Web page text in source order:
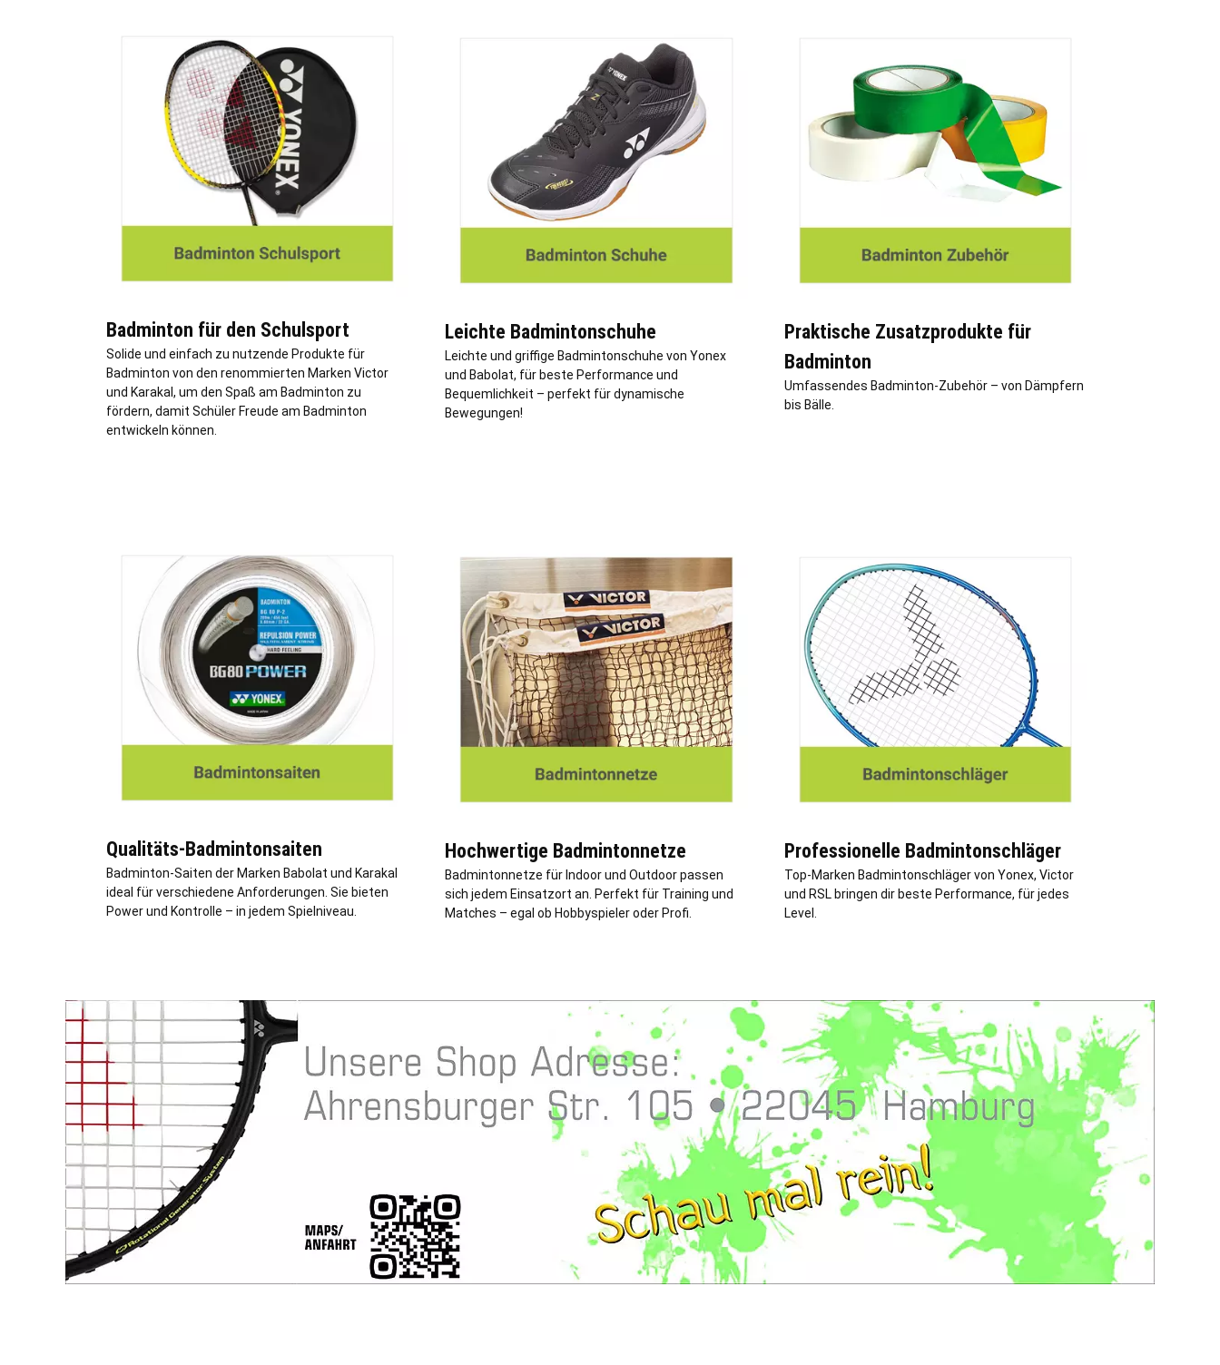
Badminton für den Schulsport
Solide und einfach zu nutzende Produkte für
Badminton von den renommierten Marken Victor
und Karakal, um den Spaß am Badminton zu
fördern, damit Schüler Freude am Badminton
entwickeln können.
Leichte Badmintonschuhe
Leichte und griffige Badmintonschuhe von Yonex
und Babolat, für beste Performance und
Bequemlichkeit – perfekt für dynamische
Bewegungen!
Praktische Zusatzprodukte für
Badminton
Umfassendes Badminton-Zubehör – von Dämpfern
bis Bälle.
Qualitäts-Badmintonsaiten
Badminton-Saiten der Marken Babolat und Karakal
ideal für verschiedene Anforderungen. Sie bieten
Power und Kontrolle – in jedem Spielniveau.
Hochwertige Badmintonnetze
Badmintonnetze für Indoor und Outdoor passen
sich jedem Einsatzort an. Perfekt für Training und
Matches – egal ob Hobbyspieler oder Profi.
Professionelle Badmintonschläger
Top-Marken Badmintonschläger von Yonex, Victor
und RSL bringen dir beste Performance, für jedes
Level.